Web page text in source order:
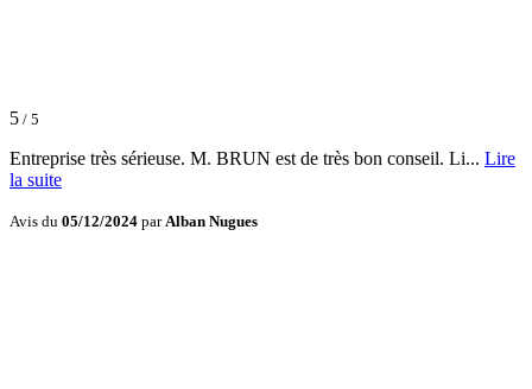
5 / 5
Entreprise très sérieuse. M. BRUN est de très bon conseil. Li... Lire
la suite
Avis du 05/12/2024 parAlban Nugues